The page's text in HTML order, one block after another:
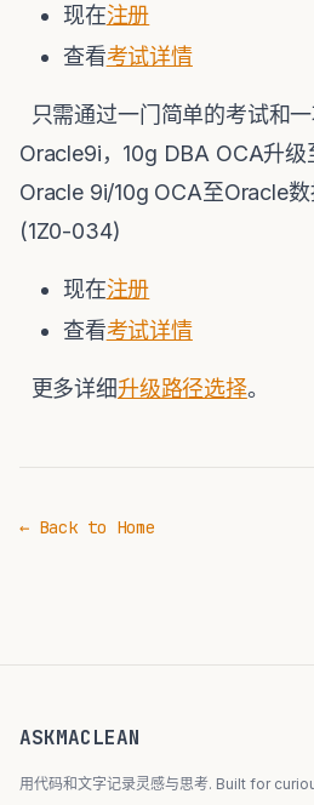
现在注册
查看考试详情
只需通过一门简单的考试和
Oracle9i，10g DBA OCA升级
Oracle 9i/10g OCA至Oracle数
(1Z0-034)
现在注册
查看考试详情
更多详细升级路径选择。
← Back to Home
ASKMACLEAN
用代码和文字记录灵感与思考. Built for